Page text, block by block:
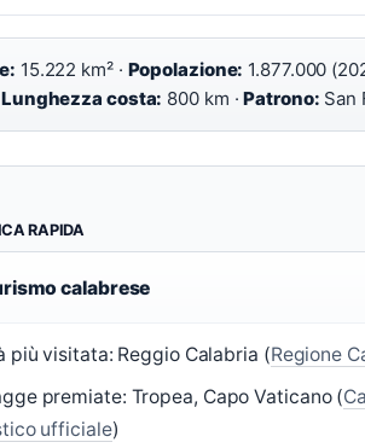
15.222 km² · Popolazione: 1.877.000
Lunghezza costa: 800 km ·Patrono: San
RAPIDA
calabrese
più visitata: Reggio Calabria (Regione
premiate: Tropea, Capo Vaticano (
ufficiale)